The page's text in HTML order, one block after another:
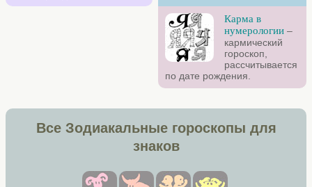
Карма в
нумерологии –
кармический
гороскоп,
рассчитывается
по дате рождения.
Все Зодиакальные гороскопы для
знаков